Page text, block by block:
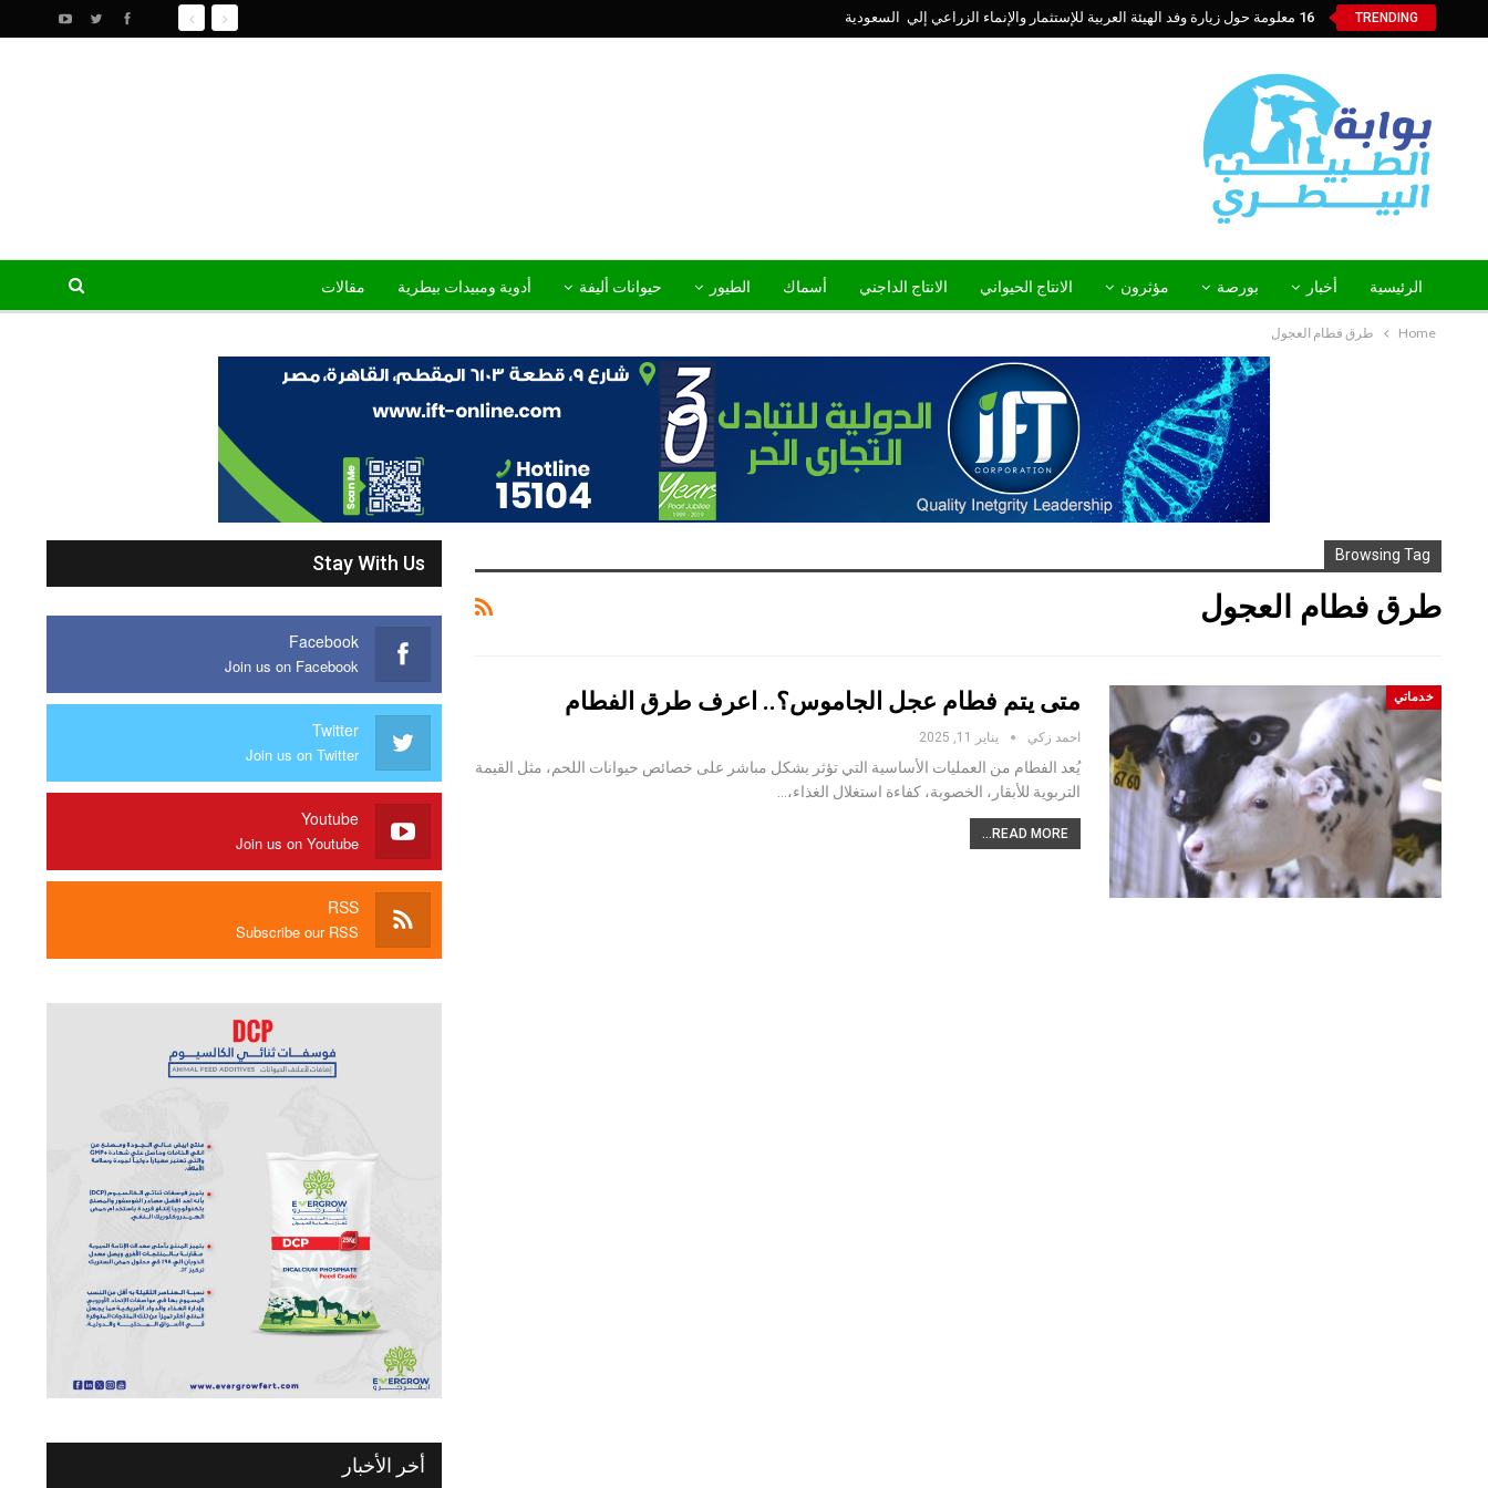
TRENDING 16 معلومة حول زيارة وفد الهيئة العربية للإستثمار والإنماء الزراعي إلي السعودية
الرئيسية أخبار بورصة مؤثرون الانتاج الحيواني الانتاج الداجني أسماك الطيور حيوانات أليفة أدوية ومبيدات بيطرية مقالات
Home طرق فطام العجول
Browsing Tag
طرق فطام العجول
خدماتي متى يتم فطام عجل الجاموس؟.. اعرف طرق الفطام
احمد زكي يناير 11, 2025
يُعد الفطام من العمليات الأساسية التي تؤثر بشكل مباشر على خصائص حيوانات اللحم، مثل القيمة
التربوية للأبقار، الخصوبة، كفاءة استغلال الغذاء،…
READ MORE...
Stay With Us
Facebook
Join us on Facebook
Twitter
Join us on Twitter
Youtube
Join us on Youtube
RSS
Subscribe our RSS
أخر الأخبار